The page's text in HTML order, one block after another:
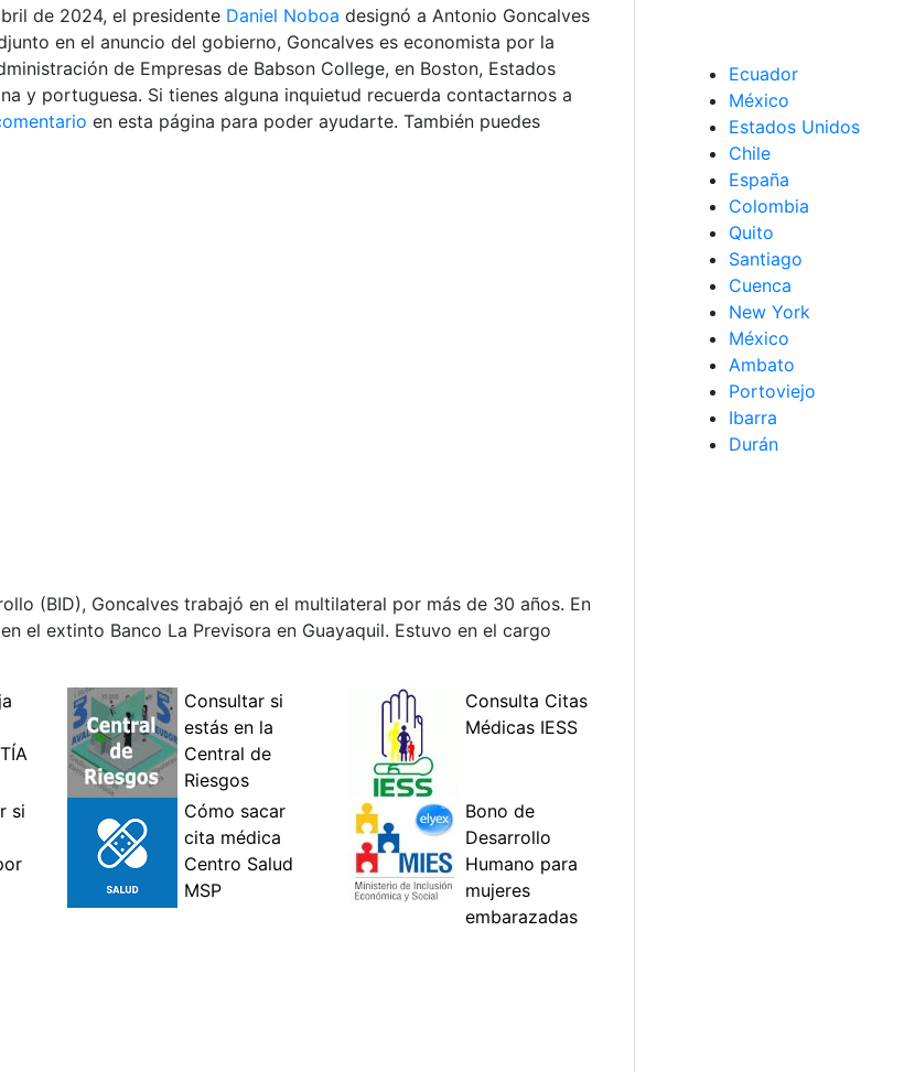
de 2024, el presidente Daniel Noboa designó a Antonio Goncalves
en el anuncio del gobierno, Goncalves es economista por la
de Empresas de Babson College, en Boston, Estados
y portuguesa. Si tienes alguna inquietud recuerda contactarnos a
en esta página para poder ayudarte. También puedes
(BID), Goncalves trabajó en el multilateral por más de 30 años. En
el extinto Banco La Previsora en Guayaquil. Estuvo en el cargo
Ecuador
México
Estados Unidos
Chile
España
Colombia
Quito
Santiago
Cuenca
New York
México
Ambato
Portoviejo
Ibarra
Durán